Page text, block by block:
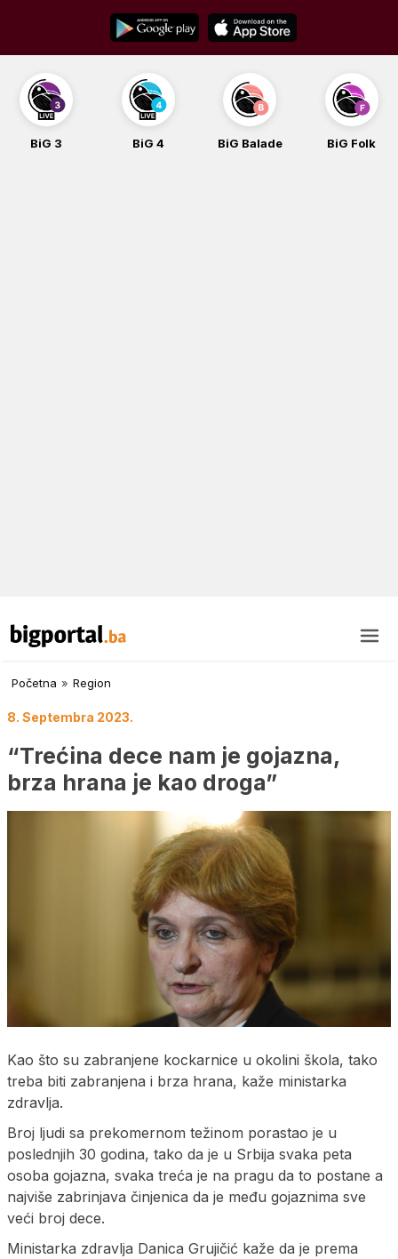
content
BiG 3 BiG 4 BiG Balade BiG Folk
Početna » Region
8. Septembra 2023.
“Trećina dece nam je gojazna,
brza hrana je kao droga”
Kao što su zabranjene kockarnice u okolini škola, tako
treba biti zabranjena i brza hrana, kaže ministarka
zdravlja.
Broj ljudi sa prekomernom težinom porastao je u
poslednjih 30 godina, tako da je u Srbija svaka peta
osoba gojazna, svaka treća je na pragu da to postane a
najviše zabrinjava činjenica da je među gojaznima sve
veći broj dece.
Ministarka zdravlja Danica Grujičić kaže da je prema